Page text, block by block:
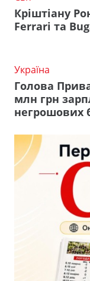
Кріштіану
Ferrari та
Україна
Голова
млн грн
негрошових